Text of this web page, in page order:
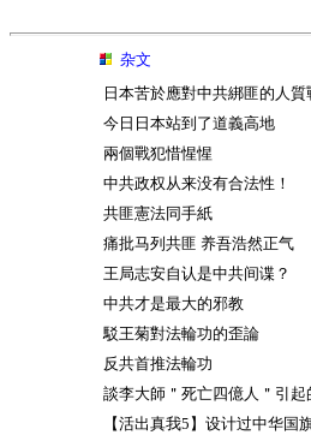
杂文
日本苦於應對中共綁匪的人質
今日日本站到了道義高地
兩個戰犯惜惺惺
中共政权从来没有合法性！
共匪憲法同手紙
痛批马列共匪 养吾浩然正气
王局志安自认是中共间谍？
中共才是最大的邪教
駁王菊對法輪功的歪論
反共首推法輪功
談李大師＂死亡四億人＂引起
【活出真我5】设计过中华国